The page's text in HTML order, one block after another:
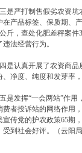
严打制售假劣农资坑
在产品标签、保质期、
斤，查处化肥差秤案件
违法经营行为。
认真开展了农资商品
、净度、纯度和发芽率
发挥“一会两站”作用
费者投诉站的网络作用
宣传党的护农政策65期
受到社会好评。（云阳局